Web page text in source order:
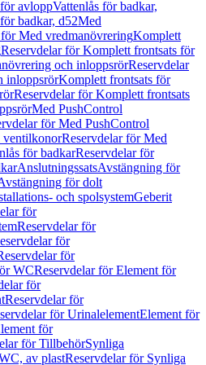
avloppVattenlås för badkar,
badkar, d52Med
Med vredmanövreringKomplett
Reservdelar för Komplett frontsats för
och inloppsrörReservdelar
inloppsrörKomplett frontsats för
Reservdelar för Komplett frontsats
Med PushControl
för Med PushControl
ventilkonorReservdelar för Med
för badkarReservdelar för
AnslutningssatsAvstängning för
för dolt
och spolsystemGeberit
för
Reservdelar för
för
för
WCReservdelar för Element för
för
Reservdelar för
för UrinalelementElement för
för
för TillbehörSynliga
av plastReservdelar för Synliga